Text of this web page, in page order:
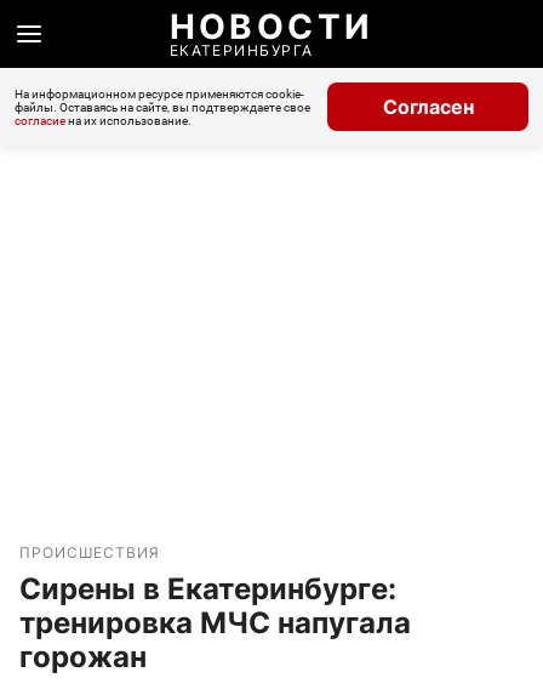
НОВОСТИ
ЕКАТЕРИНБУРГА
На информационном ресурсе применяются cookie-
файлы. Оставаясь на сайте, вы подтверждаете свое
согласиена их использование.
Согласен
ПРОИСШЕСТВИЯ
Сирены в Екатеринбурге:
тренировка МЧС напугала
горожан